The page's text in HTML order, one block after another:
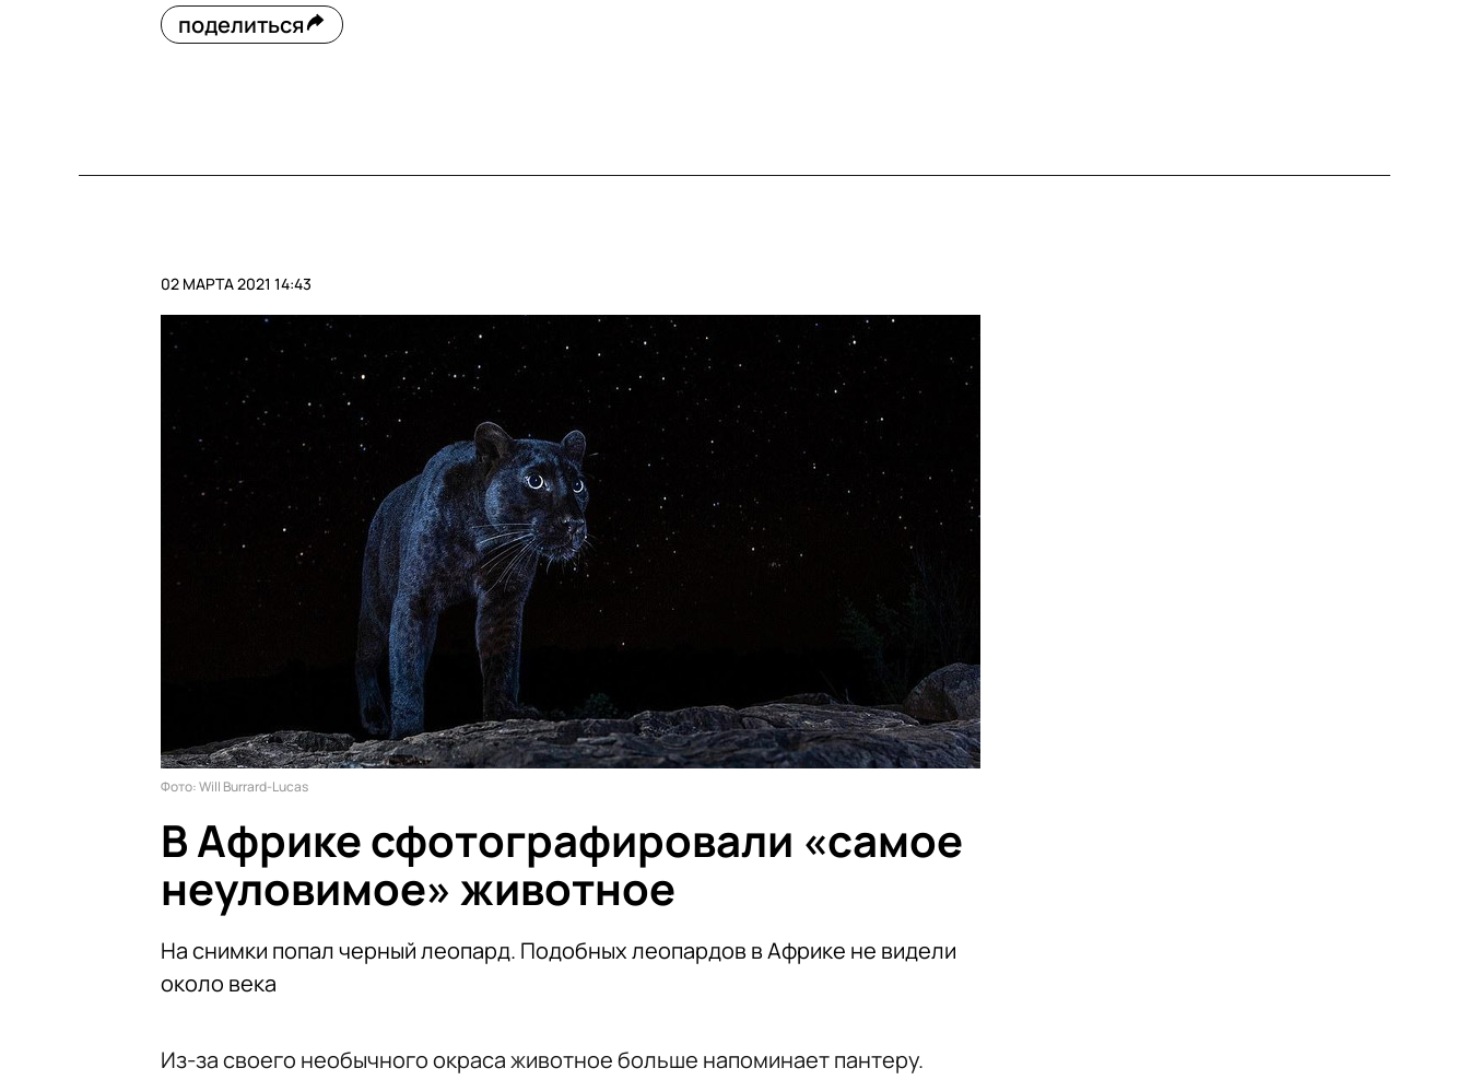
поделиться
02 МАРТА 2021 14:43
Фото: Will Burrard-Lucas
В Африке сфотографировали «самое
неуловимое» животное
На снимки попал черный леопард. Подобных леопардов в Африке не видели
около века
Из-за своего необычного окраса животное больше напоминает пантеру.